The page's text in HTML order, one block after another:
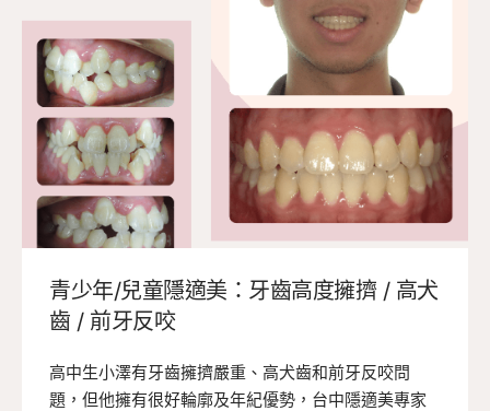
青少年/兒童隱適美：牙齒高度擁擠 / 高犬
齒 / 前牙反咬
高中生小澤有牙齒擁擠嚴重、高犬齒和前牙反咬問
題，但他擁有很好輪廓及年紀優勢，台中隱適美專家